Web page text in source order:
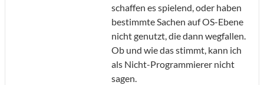
schaffen es spielend, oder haben
bestimmte Sachen auf OS-Ebene
nicht genutzt, die dann wegfallen.
Ob und wie das stimmt, kann ich
als Nicht-Programmierer nicht
sagen.